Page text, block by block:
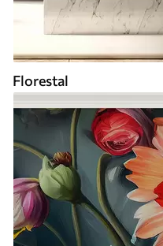
Florestal